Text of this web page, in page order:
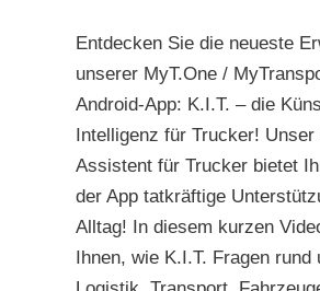
Entdecken Sie die neueste
unserer MyT.One /
Android-App: K.I.T. – die
Intelligenz für Trucker! Unser
Assistent für Trucker bietet
der App tatkräftige
Alltag! In diesem kurzen
Ihnen, wie K.I.T. Fragen rund